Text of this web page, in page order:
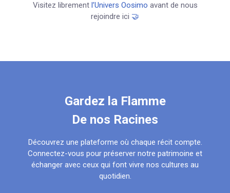
Gardez la Flamme
De nos Racines
Découvrez une plateforme où chaque récit compte.
Connectez-vous pour préserver notre patrimoine et
échanger avec ceux qui font vivre nos cultures au
quotidien.
Visitez librement l’Univers Oosimo avant de nous
rejoindre ici 🤝